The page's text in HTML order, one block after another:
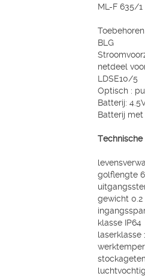
ML-F 635/1
BLG
netdeel
LDSE10/5
Optisch :
Batterij:
Batterij
golflengte
gewicht 0.2
klasse IP64
laserklasse